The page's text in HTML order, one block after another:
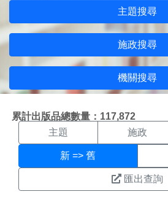
主題搜尋
施政搜尋
機關搜尋
累計出版品總數量：117,872
機關搜尋結果
主題 施政
新 => 舊
匯出查詢